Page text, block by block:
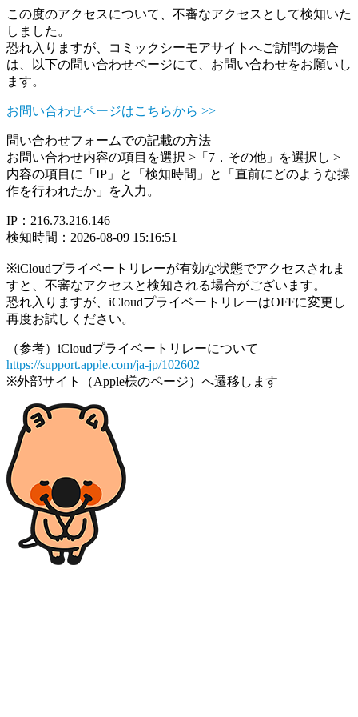
この度のアクセスについて、不審なアクセスとして検知いた
しました。
恐れ入りますが、コミックシーモアサイトへご訪問の場合
は、以下の問い合わせページにて、お問い合わせをお願いし
ます。
お問い合わせページはこちらから >>
問い合わせフォームでの記載の方法
お問い合わせ内容の項目を選択 >「7．その他」を選択し >
内容の項目に「IP」と「検知時間」と「直前にどのような操
作を行われたか」を入力。
IP：216.73.216.146
検知時間：2026-08-09 15:16:51
※iCloudプライベートリレーが有効な状態でアクセスされま
すと、不審なアクセスと検知される場合がございます。
恐れ入りますが、iCloudプライベートリレーはOFFに変更し
再度お試しください。
（参考）iCloudプライベートリレーについて
https://support.apple.com/ja-jp/102602
※外部サイト（Apple様のページ）へ遷移します